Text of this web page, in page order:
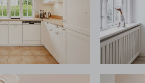
Persönliche